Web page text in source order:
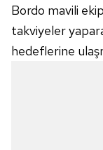
Bordo mavili
takviyeler
hedeflerine